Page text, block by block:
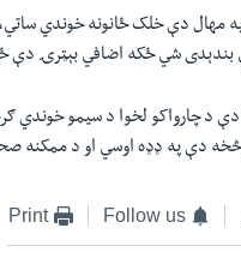
مهال دې خلک ځانونه خوندي
بندېدی شي ځکه اضافي بېټرۍ دې
د چارواکو لخوا د سيمو خوندي
څخه دې په ډډه اوسي او د
Follow us
Print